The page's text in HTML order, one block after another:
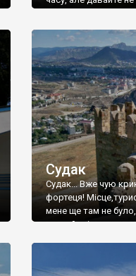
Судак
Судак... Вже чую
фортеця!
мене ще там не було,
принаймні до цього